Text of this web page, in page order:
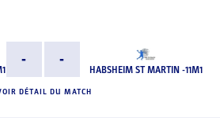
- -
HABSHEIM ST MARTIN -11M1
DÉTAIL DU MATCH